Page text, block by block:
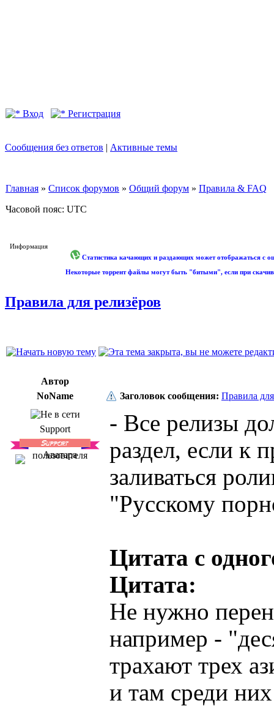
Вход Регистрация
Сообщения без ответов | Активные темы
Главная » Список форумов » Общий форум » Правила & FAQ
Часовой пояс: UTC
Информация
Статистика качающих и раздающих может отображаться с
Некоторые торрент файлы могут быть "битыми", если при
Правила для релизёров
Автор
NoName
Заголовок сообщения: Правила
Support
- Все релизы
раздел, если к
заливаться
"Русскому
Цитата с
Цитата:
Не нужно
например -
трахают трех
и там среди